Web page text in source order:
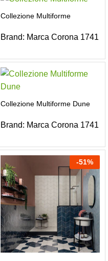
Collezione Multiforme
Brand: Marca Corona 1741
Collezione Multiforme Dune
Brand: Marca Corona 1741
-51%